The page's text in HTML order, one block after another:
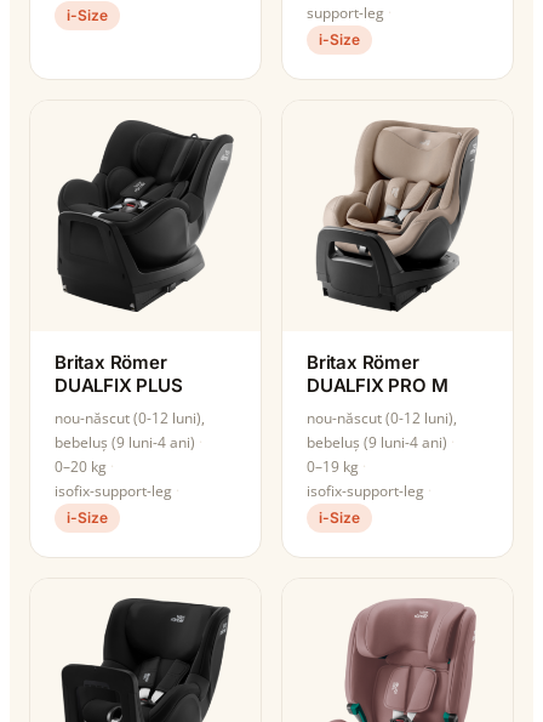
i-Size
support-leg
i-Size
Britax Römer
DUALFIX PLUS
nou-născut (0-12 luni),
bebeluș (9 luni-4 ani)
0–20 kg
isofix-support-leg
i-Size
Britax Römer
DUALFIX PRO M
nou-născut (0-12 luni),
bebeluș (9 luni-4 ani)
0–19 kg
isofix-support-leg
i-Size